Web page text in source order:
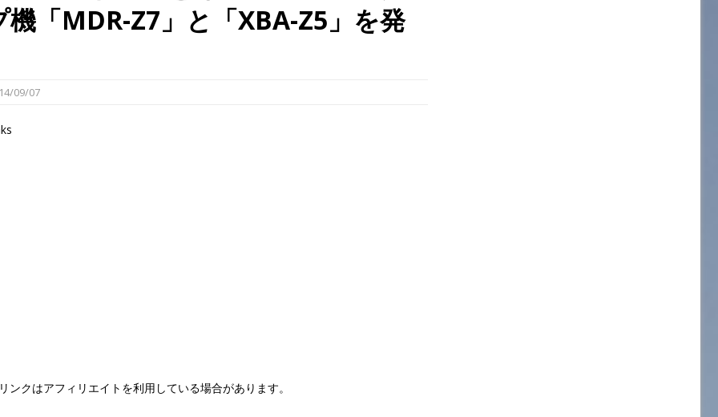
IE900のレビュー
機「MDR-Z7」と「XBA-Z5」を発
09/07
ンクはアフィリエイトを利用している場合があります。